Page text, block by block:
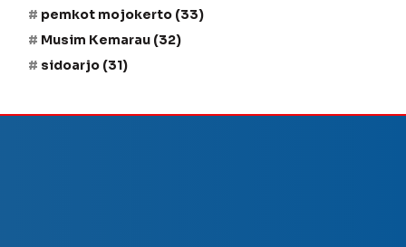
pemkot mojokerto (33)
Musim Kemarau (32)
sidoarjo (31)